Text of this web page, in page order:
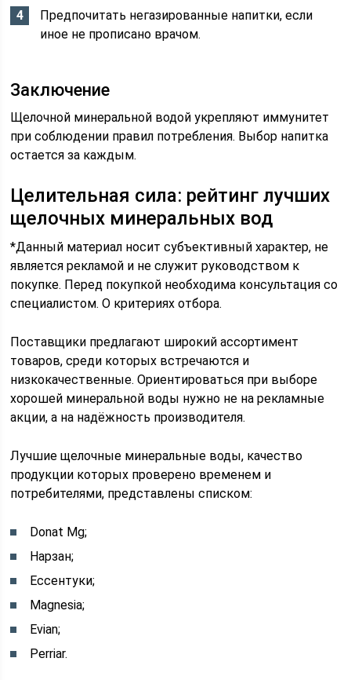
Предпочитать негазированные напитки, если
иное не прописано врачом.
Заключение
Щелочной минеральной водой укрепляют иммунитет
при соблюдении правил потребления. Выбор напитка
остается за каждым.
Целительная сила: рейтинг лучших
щелочных минеральных вод
*Данный материал носит субъективный характер, не
является рекламой и не служит руководством к
покупке. Перед покупкой необходима консультация со
специалистом. О критериях отбора.
Поставщики предлагают широкий ассортимент
товаров, среди которых встречаются и
низкокачественные. Ориентироваться при выборе
хорошей минеральной воды нужно не на рекламные
акции, а на надёжность производителя.
Лучшие щелочные минеральные воды, качество
продукции которых проверено временем и
потребителями, представлены списком:
Donat Mg;
Нарзан;
Ессентуки;
Magnesia;
Evian;
Perriar.